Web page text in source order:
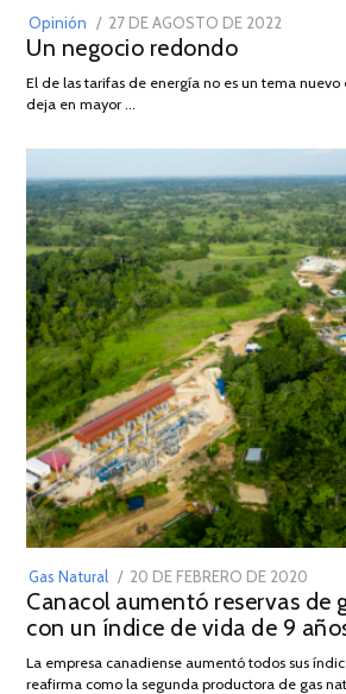
Opinión
POSTED
ON
27 DE AGOSTO DE 2022
DE
Un negocio redondo
El de las tarifas de energía no es un tema nuevo
deja en mayor …
Gas Natural
POSTED
ON
20 DE FEBRERO DE 2020
DE
JULIO
2025
Canacol aumentó reservas de
con un índice de vida de 9
La empresa canadiense aumentó todos sus
reafirma como la segunda productora de gas